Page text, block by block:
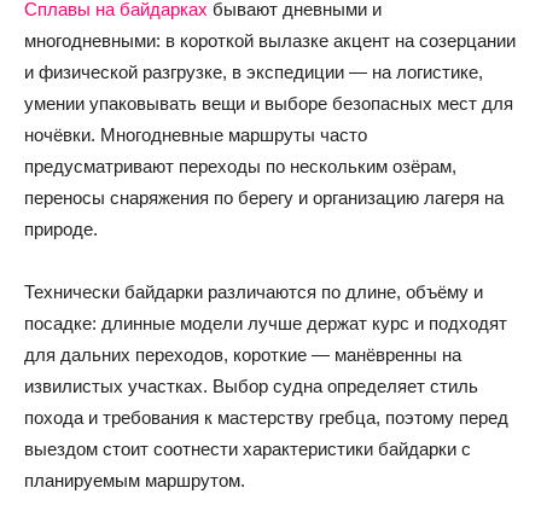
Сплавы на байдарках бывают дневными и
многодневными: в короткой вылазке акцент на созерцании
и физической разгрузке, в экспедиции — на логистике,
умении упаковывать вещи и выборе безопасных мест для
ночёвки. Многодневные маршруты часто
предусматривают переходы по нескольким озёрам,
переносы снаряжения по берегу и организацию лагеря на
природе.
Технически байдарки различаются по длине, объёму и
посадке: длинные модели лучше держат курс и подходят
для дальних переходов, короткие — манёвренны на
извилистых участках. Выбор судна определяет стиль
похода и требования к мастерству гребца, поэтому перед
выездом стоит соотнести характеристики байдарки с
планируемым маршрутом.